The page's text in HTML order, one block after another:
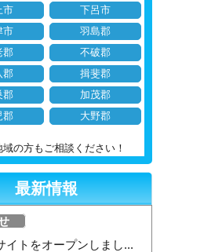
市
下呂市
市
羽島郡
郡
不破郡
郡
揖斐郡
郡
加茂郡
郡
大野郡
の方もご相談ください！
最新情報
イトをオープンしまし...